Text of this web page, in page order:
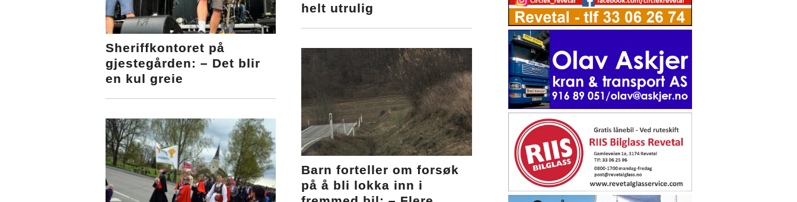
helt utrulig
Sheriffkontoret på
gjestegården: – Det blir
en kul greie
Barn forteller om forsøk
på å bli lokka inn i